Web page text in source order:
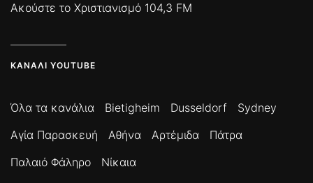
Ακούστε το Χριστιανισμό 104,3 FM
ΚΑΝΆΛΙ YOUTUBE
Όλα τα κανάλια Bietigheim Dusseldorf
Sydney
Αγία Παρασκευή
Αθήνα Αρτέμιδα
Πάτρα
Παλαιό Φάληρο
Νίκαια